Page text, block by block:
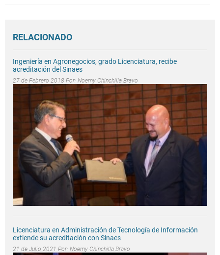
RELACIONADO
Ingeniería en Agronegocios, grado Licenciatura, recibe
acreditación del Sinaes
27 de Febrero 2018 Por: Noemy Chinchilla Bravo
Licenciatura en Administración de Tecnología de Información
extiende su acreditación con Sinaes
21 de Julio 2021 Por: Noemy Chinchilla Bravo